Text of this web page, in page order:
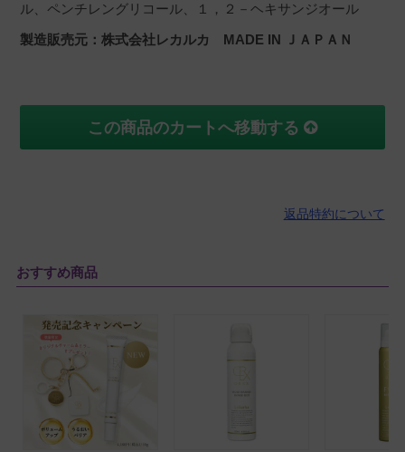
ル、ペンチレングリコール、１，２－ヘキサンジオール
製造販売元：株式会社レカルカ MADE IN ＪＡＰＡＮ
この商品のカートへ移動する
返品特約について
おすすめ商品